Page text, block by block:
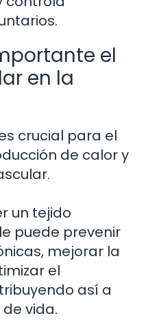
el
en la
crucial para el
de calor y
un tejido
puede prevenir
mejorar la
el
así a
vida.